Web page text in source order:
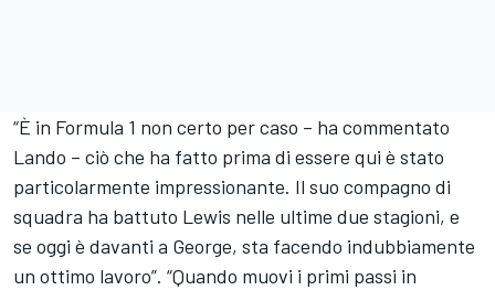
“È in Formula 1 non certo per caso – ha commentato
Lando – ciò che ha fatto prima di essere qui è stato
particolarmente impressionante. Il suo compagno di
squadra ha battuto Lewis nelle ultime due stagioni, e
se oggi è davanti a George, sta facendo indubbiamente
un ottimo lavoro”. “Quando muovi i primi passi in